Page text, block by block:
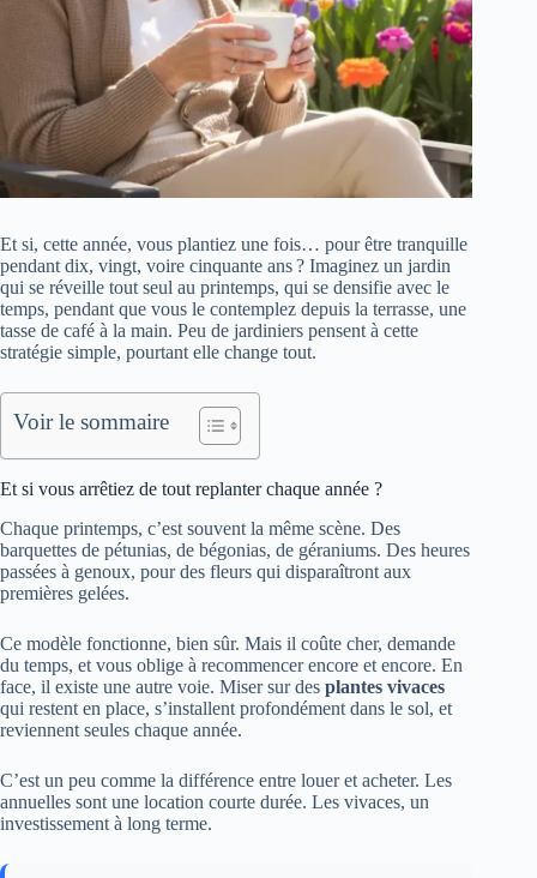
Et si, cette année, vous plantiez une fois… pour être tranquille
pendant dix, vingt, voire cinquante ans ? Imaginez un jardin
qui se réveille tout seul au printemps, qui se densifie avec le
temps, pendant que vous le contemplez depuis la terrasse, une
tasse de café à la main. Peu de jardiniers pensent à cette
stratégie simple, pourtant elle change tout.
Voir le sommaire
Et si vous arrêtiez de tout replanter chaque année ?
Chaque printemps, c’est souvent la même scène. Des
barquettes de pétunias, de bégonias, de géraniums. Des heures
passées à genoux, pour des fleurs qui disparaîtront aux
premières gelées.
Ce modèle fonctionne, bien sûr. Mais il coûte cher, demande
du temps, et vous oblige à recommencer encore et encore. En
face, il existe une autre voie. Miser sur des plantes vivaces
qui restent en place, s’installent profondément dans le sol, et
reviennent seules chaque année.
C’est un peu comme la différence entre louer et acheter. Les
annuelles sont une location courte durée. Les vivaces, un
investissement à long terme.